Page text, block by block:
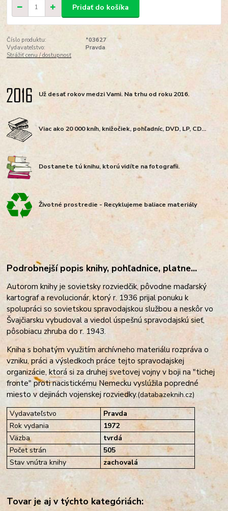
Pridať do košíka
Číslo produktu:
*03627
Vydavateľstvo:
Pravda
Strážiť cenu / dostupnosť
Už desať rokov medzi Vami. Na trhu od roku 2016.
Viac ako 20 000 kníh, knižočiek, pohľadníc, DVD, LP, CD...
Dostanete tú knihu, ktorú vidíte na fotografii.
Životné prostredie - Recyklujeme baliace materiály
Podrobnejší popis knihy, pohľadnice, platne...
Autorom knihy je sovietsky rozviedčik, pôvodne maďarský
kartograf a revolucionár, ktorý r. 1936 prijal ponuku k
spolupráci so sovietskou spravodajskou službou a neskôr vo
Švajčiarsku vybudoval a viedol úspešnú spravodajskú sieť,
pôsobiacu zhruba do r. 1943.
Kniha s bohatým využitím archívneho materiálu rozpráva o
vzniku, prácia výsledkoch práce tejto spravodajskej
organizácie, ktorá si za druhej svetovej vojny v boji na "tichej
fronte" proti nacistickému Nemecku vyslúžila popredné
miesto v dejinách vojenskej rozviedky.(databazeknih.cz)
Vydavateľstvo
Pravda
Rok vydania
1972
Väzba
tvrdá
Počet strán
505
Stav vnútra knihy
zachovalá
Tovar je aj v týchto kategóriách: